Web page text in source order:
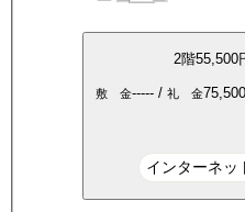
2階55,500
敷 金-----/ 礼 金75,500
インターネッ